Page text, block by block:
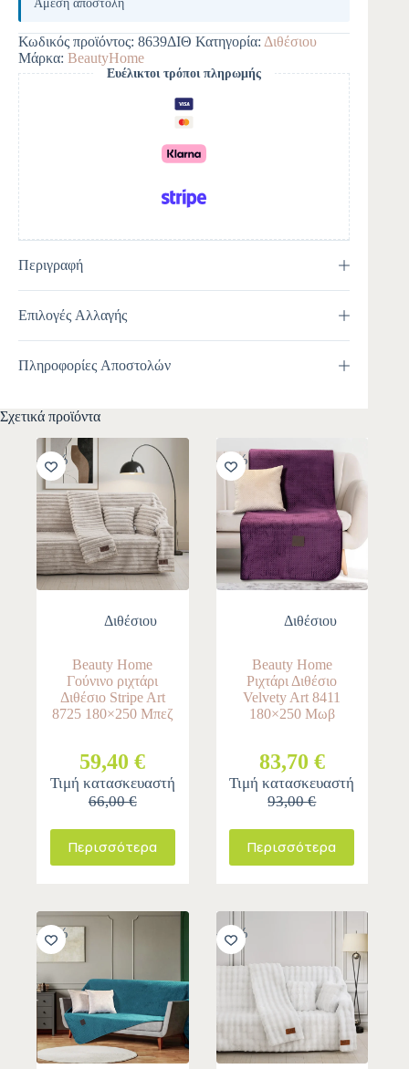
e
r
n
a
t
i
v
e
:
Άμεση αποστολή
Κωδικός προϊόντος: 8639ΔΙΘ Κατηγορία: Διθέσιου
Μάρκα: BeautyHome
Ευέλικτοι τρόποι πληρωμής
Περιγραφή
Επιλογές Αλλαγής
Πληροφορίες Αποστολών
Σχετικά προϊόντα
-10%
Διθέσιου
Beauty Home
Γούνινο ριχτάρι
Διθέσιο Stripe Art
8725 180×250 Μπεζ
59,40 €
Τιμή κατασκευαστή
66,00 €
Περισσότερα
-10%
Διθέσιου
Beauty Home
Ριχτάρι Διθέσιο
Velvety Art 8411
180×250 Μωβ
83,70 €
Τιμή κατασκευαστή
93,00 €
Περισσότερα
-10% -10%